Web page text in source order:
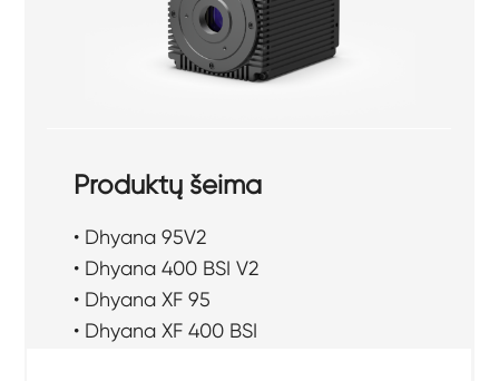
Produktų šeima
• Dhyana 95V2
• Dhyana 400 BSI V2
• Dhyana XF 95
• Dhyana XF 400 BSI